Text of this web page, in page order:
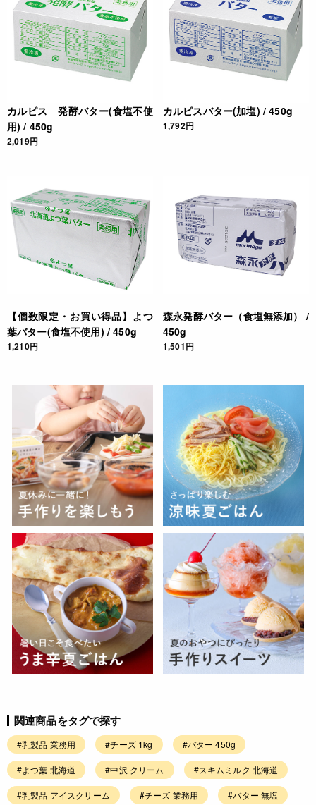
カルピス 発酵バター(食塩不使
用) / 450g
2,019円
カルピスバター(加塩) / 450g
1,792円
【個数限定・お買い得品】よつ
葉バター(食塩不使用) / 450g
1,210円
森永発酵バター（食塩無添加） /
450g
1,501円
関連商品をタグで探す
#乳製品 業務用 #チーズ 1kg #バター 450g
#よつ葉 北海道 #中沢 クリーム #スキムミルク 北海道
#乳製品 アイスクリーム #チーズ 業務用 #バター 無塩